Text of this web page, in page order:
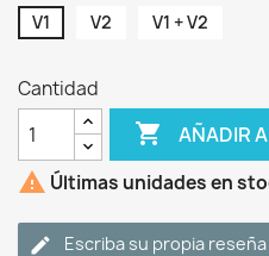
V1 V2 V1 + V2
Cantidad
 AÑADIR
 Últimas unidades en
Escriba su propia reseña